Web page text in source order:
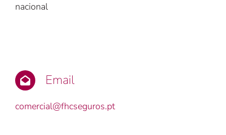
nacional
Email
comercial@fhcseguros.pt